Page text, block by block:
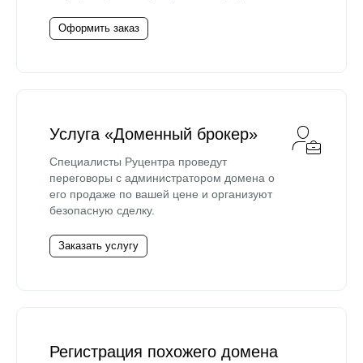
Оформить заказ
Услуга «Доменный брокер»
Специалисты Руцентра проведут
переговоры с администратором домена о
его продаже по вашей цене и организуют
безопасную сделку.
Заказать услугу
Регистрация похожего домена